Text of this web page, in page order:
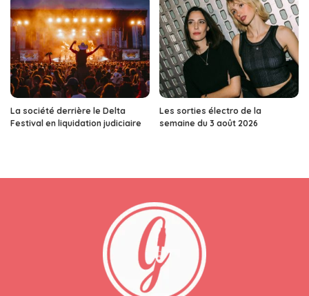
La société derrière le Delta
Festival en liquidation judiciaire
Les sorties électro de la
semaine du 3 août 2026